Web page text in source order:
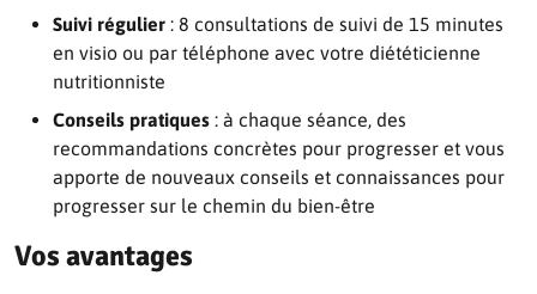
Suivi régulier : 8 consultations de suivi de 15 minutes
en visio ou par téléphone avec votre diététicienne
nutritionniste
Conseils pratiques : à chaque séance, des
recommandations concrètes pour progresser et vous
apporte de nouveaux conseils et connaissances pour
progresser sur le chemin du bien-être
Vos avantages